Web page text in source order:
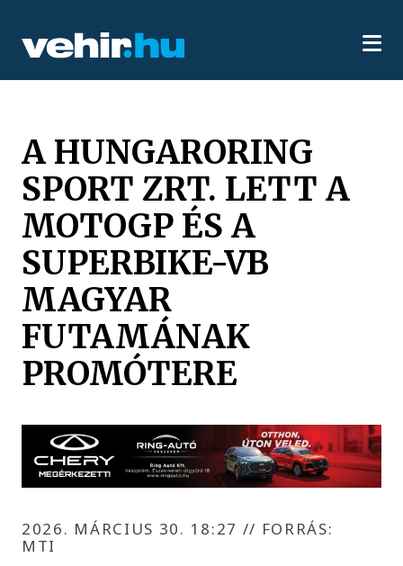
A HUNGARORING
SPORT ZRT. LETT A
MOTOGP ÉS A
SUPERBIKE-VB
MAGYAR
FUTAMÁNAK
PROMÓTERE
2026. MÁRCIUS 30. 18:27 // FORRÁS:
MTI